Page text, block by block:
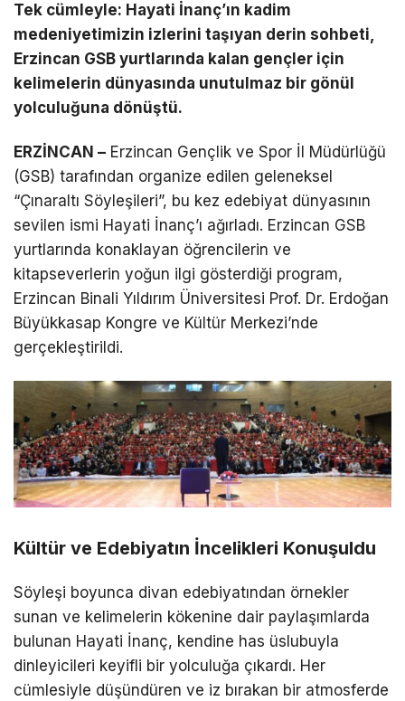
Tek cümleyle: Hayati İnanç’ın kadim
medeniyetimizin izlerini taşıyan derin sohbeti,
Erzincan GSB yurtlarında kalan gençler için
kelimelerin dünyasında unutulmaz bir gönül
yolculuğuna dönüştü.
ERZİNCAN – Erzincan Gençlik ve Spor İl Müdürlüğü
(GSB) tarafından organize edilen geleneksel
“Çınaraltı Söyleşileri”, bu kez edebiyat dünyasının
sevilen ismi Hayati İnanç’ı ağırladı. Erzincan GSB
yurtlarında konaklayan öğrencilerin ve
kitapseverlerin yoğun ilgi gösterdiği program,
Erzincan Binali Yıldırım Üniversitesi Prof. Dr. Erdoğan
Büyükkasap Kongre ve Kültür Merkezi’nde
gerçekleştirildi.
Kültür ve Edebiyatın İncelikleri Konuşuldu
Söyleşi boyunca divan edebiyatından örnekler
sunan ve kelimelerin kökenine dair paylaşımlarda
bulunan Hayati İnanç, kendine has üslubuyla
dinleyicileri keyifli bir yolculuğa çıkardı. Her
cümlesiyle düşündüren ve iz bırakan bir atmosferde